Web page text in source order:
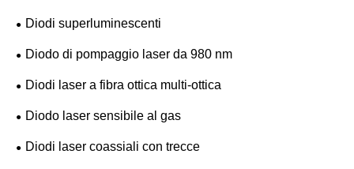
Diodi superluminescenti
Diodo di pompaggio laser da 980 nm
Diodi laser a fibra ottica multi-ottica
Diodo laser sensibile al gas
Diodi laser coassiali con trecce